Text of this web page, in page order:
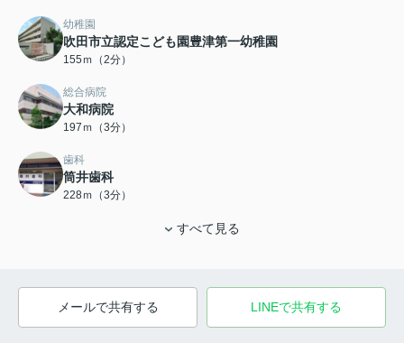
幼稚園
吹田市立認定こども園豊津第一幼稚園
155ｍ（2分）
総合病院
大和病院
197ｍ（3分）
歯科
筒井歯科
228ｍ（3分）
すべて見る
メールで共有する LINEで共有する